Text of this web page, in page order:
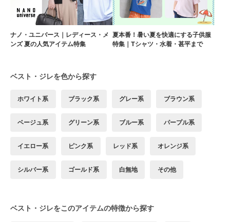
ナノ・ユニバース｜レディース・メ
ンズ 夏の人気アイテム特集
夏本番！暑い夏を快適にする子供服
特集｜Tシャツ・水着・甚平まで
ベスト・ジレを色から探す
ホワイト系 ブラック系 グレー系 ブラウン系
ベージュ系 グリーン系 ブルー系 パープル系
イエロー系 ピンク系 レッド系 オレンジ系
シルバー系 ゴールド系 白無地 その他
ベスト・ジレをこのアイテムの特徴から探す